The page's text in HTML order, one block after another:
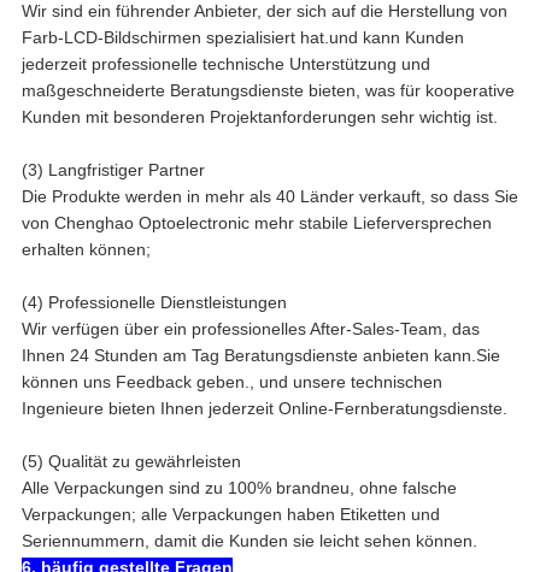
Wir sind ein führender Anbieter, der sich auf die Herstellung von
Farb-LCD-Bildschirmen spezialisiert hat.und kann Kunden
jederzeit professionelle technische Unterstützung und
maßgeschneiderte Beratungsdienste bieten, was für kooperative
Kunden mit besonderen Projektanforderungen sehr wichtig ist.
(3) Langfristiger Partner
Die Produkte werden in mehr als 40 Länder verkauft, so dass Sie
von Chenghao Optoelectronic mehr stabile Lieferversprechen
erhalten können;
(4) Professionelle Dienstleistungen
Wir verfügen über ein professionelles After-Sales-Team, das
Ihnen 24 Stunden am Tag Beratungsdienste anbieten kann.Sie
können uns Feedback geben., und unsere technischen
Ingenieure bieten Ihnen jederzeit Online-Fernberatungsdienste.
(5) Qualität zu gewährleisten
Alle Verpackungen sind zu 100% brandneu, ohne falsche
Verpackungen; alle Verpackungen haben Etiketten und
Seriennummern, damit die Kunden sie leicht sehen können.
6. häufig gestellte Fragen